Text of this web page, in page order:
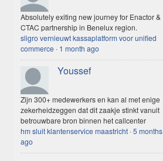
Absolutely exiting new journey for Enactor &
CTAC partnership in Benelux region.
sligro vernieuwt kassaplatform voor unified
commerce · 1 month ago
Youssef
Zijn 300+ medewerkers en kan al met enige
zekerheidzeggen dat dit zaakje stinkt vanuit
betrouwbare bron binnen het callcenter
hm sluit klantenservice maastricht ·5 months
ago